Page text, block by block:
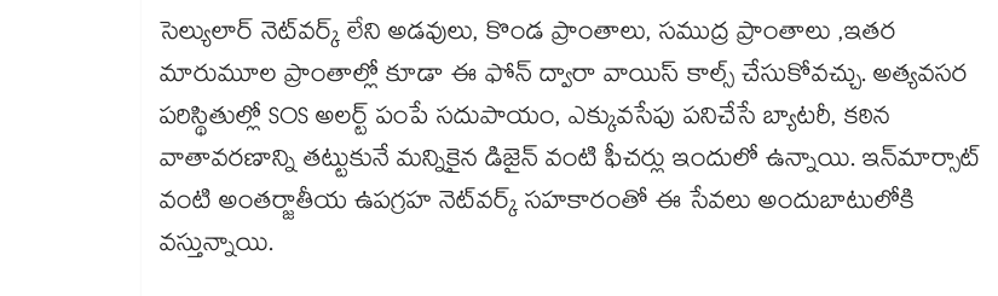
సెల్యులార్ నెట్‌వర్క్ లేని అడవులు, కొండ ప్రాంతాలు, సముద్ర ప్రాంతాలు ,ఇతర
మారుమూల ప్రాంతాల్లో కూడా ఈ ఫోన్ ద్వారా వాయిస్ కాల్స్ చేసుకోవచ్చు. అత్యవసర
పరిస్థితుల్లో SOS అలర్ట్ పంపే సదుపాయం, ఎక్కువసేపు పనిచేసే బ్యాటరీ, కఠిన
వాతావరణాన్ని తట్టుకునే మన్నికైన డిజైన్ వంటి ఫీచర్లు ఇందులో ఉన్నాయి. ఇన్‌మార్సాట్
వంటి అంతర్జాతీయ ఉపగ్రహ నెట్‌వర్క్ సహకారంతో ఈ సేవలు అందుబాటులోకి
వస్తున్నాయి.